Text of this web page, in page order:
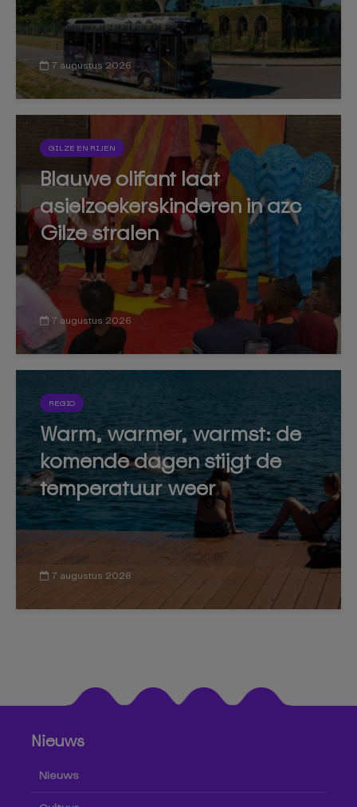
7 augustus 2026
GILZE EN RIJEN
Blauwe olifant laat
asielzoekerskinderen in azc
Gilze stralen
7 augustus 2026
REGIO
Warm, warmer, warmst: de
komende dagen stijgt de
temperatuur weer
7 augustus 2026
Nieuws
Nieuws